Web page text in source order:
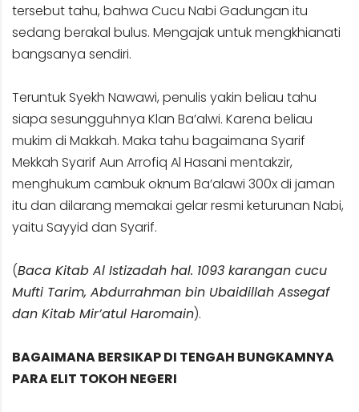
tersebut tahu, bahwa Cucu Nabi Gadungan itu
sedang berakal bulus. Mengajak untuk mengkhianati
bangsanya sendiri.
Teruntuk Syekh Nawawi, penulis yakin beliau tahu
siapa sesungguhnya Klan Ba’alwi. Karena beliau
mukim di Makkah. Maka tahu bagaimana Syarif
Mekkah Syarif Aun Arrofiq Al Hasani mentakzir,
menghukum cambuk oknum Ba’alawi 300x di jaman
itu dan dilarang memakai gelar resmi keturunan Nabi,
yaitu Sayyid dan Syarif.
(Baca Kitab Al Istizadah hal. 1093 karangan cucu
Mufti Tarim, Abdurrahman bin Ubaidillah Assegaf
dan Kitab Mir’atul Haromain).
BAGAIMANA BERSIKAP DI TENGAH BUNGKAMNYA
PARA ELIT TOKOH NEGERI